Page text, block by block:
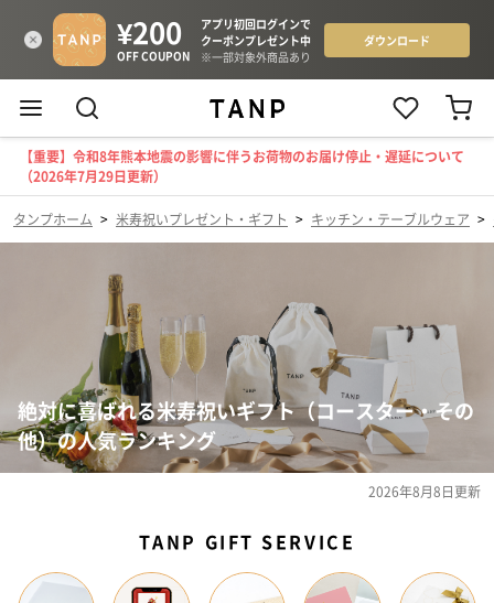
【重要】令和8年熊本地震の影響に伴うお荷物のお届け停止・遅延について
（2026年7月29日更新）
タンプホーム > 米寿祝いプレゼント・ギフト > キッチン・テーブルウェア >
絶対に喜ばれる米寿祝いギフト（コースター・その
他）の人気ランキング
2026年8月8日更新
TANP GIFT SERVICE